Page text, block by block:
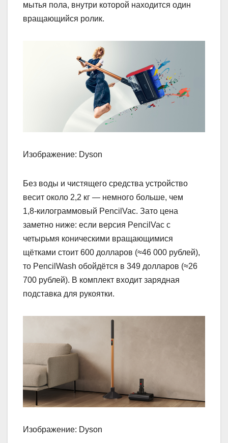
мытья пола, внутри которой находится один
вращающийся ролик.
Изображение: Dyson
Без воды и чистящего средства устройство
весит около 2,2 кг — немного больше, чем
1,8‑килограммовый PencilVac. Зато цена
заметно ниже: если версия PencilVac с
четырьмя коническими вращающимися
щётками стоит 600 долларов (≈46 000 рублей),
то PencilWash обойдётся в 349 долларов (≈26
700 рублей). В комплект входит зарядная
подставка для рукоятки.
Изображение: Dyson